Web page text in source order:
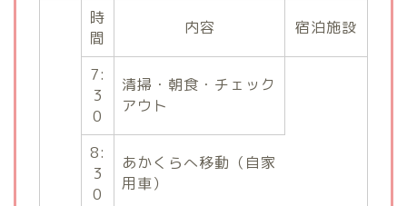
時
間
内容 宿泊施設
7:
3
0
清掃・朝食・チェック
アウト
8:
3
0
あかくらへ移動（自家
用車）